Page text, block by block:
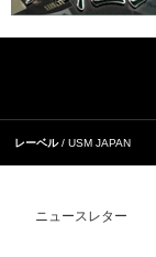
レーベル USM JAPAN
ニュースレター